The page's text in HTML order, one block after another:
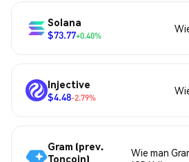
Solana
$73.77+0.40%
Injective
$4.48-2.79%
Gram (prev.
Toncoin)
Wie man